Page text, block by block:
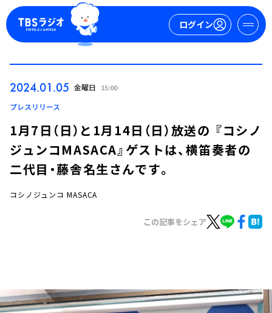
ログイン
イベント・グッズ
YouTube
2024.01.05 金曜日 15:00
プレスリリース
1月7日（日）と1月14日（日）放送の 『コシノ
ジュンコMASACA』ゲストは、横笛奏者の
二代目・藤舎名生さんです。
コシノジュンコ MASACA
この記事をシェア